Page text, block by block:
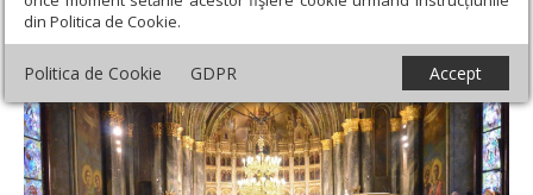
din Politica de Cookie.
Politica de Cookie GDPR Accept
întregi”